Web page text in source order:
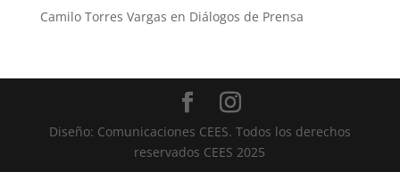
Camilo Torres Vargas en Diálogos de Prensa
Diseño: Comunicaciones CEES. Todos los derechos
reservados CEES 2025